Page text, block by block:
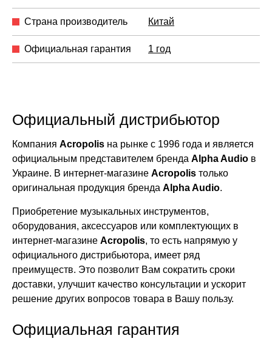
Страна производитель Китай
Официальная гарантия 1 год
Официальный дистрибьютор
Компания Acropolis на рынке с 1996 года и является
официальным представителем бренда Alpha Audio в
Украине. В интернет-магазине Acropolis только
оригинальная продукция бренда Alpha Audio.
Приобретение музыкальных инструментов,
оборудования, аксессуаров или комплектующих в
интернет-магазине Acropolis, то есть напрямую у
официального дистрибьютора, имеет ряд
преимуществ. Это позволит Вам сократить сроки
доставки, улучшит качество консультации и ускорит
решение других вопросов товара в Вашу пользу.
Официальная гарантия